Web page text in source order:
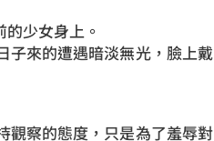
少女身上。
子來的遭遇暗淡無光，臉上戴
觀察的態度，只是為了羞辱對